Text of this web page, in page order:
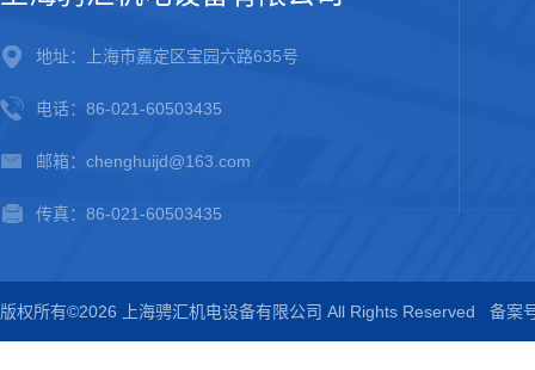
地址：上海市嘉定区宝园六路635号
电话：86-021-60503435
邮箱：chenghuijd@163.com
传真：86-021-60503435
版权所有©2026 上海骋汇机电设备有限公司 All Rights Reserved 备案